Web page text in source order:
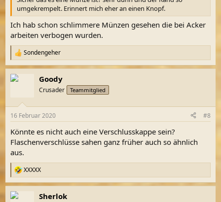
umgekrempelt. Erinnert mich eher an einen Knopf.
Ich hab schon schlimmere Münzen gesehen die bei Acker
arbeiten verbogen wurden.
R
e
a
k
e
:
Sondengeher
Goody
Crusader Teammitglied
16 Februar 2020 #8
Könnte es nicht auch eine Verschlusskappe sein?
Flaschenverschlüsse sahen ganz früher auch so ähnlich
aus.
R
e
a
k
XXXXX
Sherlok